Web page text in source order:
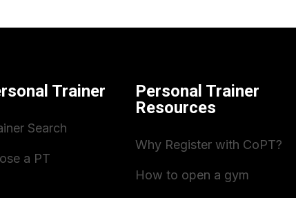
Trainer
Search
a PT
Personal Trainer
Resources
Why Register with CoPT?
How to open a gym